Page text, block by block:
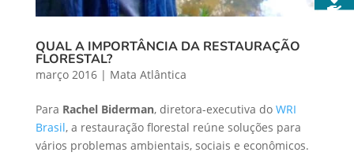
QUAL A IMPORTÂNCIA DA RESTAURAÇÃO
FLORESTAL?
março 2016| Mata Atlântica
Para Rachel Biderman, diretora-executiva do WRI
Brasil, a restauração florestal reúne soluções para
vários problemas ambientais, sociais e econômicos.